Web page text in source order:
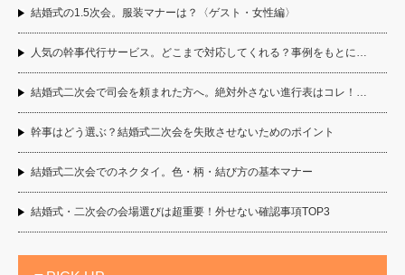
結婚式の1.5次会。服装マナーは？〈ゲスト・女性編〉
人気の幹事代行サービス。どこまで対応してくれる？事例をもとに…
結婚式二次会で司会を頼まれた方へ。絶対外さない進行表はコレ！…
幹事はどう選ぶ？結婚式二次会を失敗させないためのポイント
結婚式二次会でのネクタイ。色・柄・結び方の基本マナー
結婚式・二次会の会場選びは超重要！外せない確認事項TOP3